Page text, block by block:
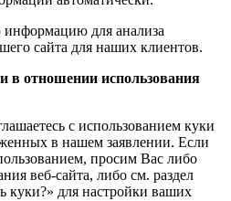
для анализа
сайта для наших клиентов.
в отношении использования
с использованием куки
в нашем заявлении. Если
просим Вас либо
веб-сайта, либо см. раздел
куки?» для настройки ваших